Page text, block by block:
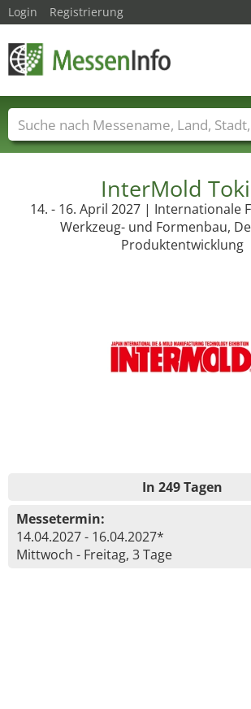
InterMold
14. - 16. April 2027 | Internationale
Werkzeug- und Formenbau,
Produktentwicklung
In 249 Tagen
Messetermin:
14.04.2027 - 16.04.2027*
Mittwoch - Freitag, 3 Tage
Login Registrierung
Messenamen Länder Städte